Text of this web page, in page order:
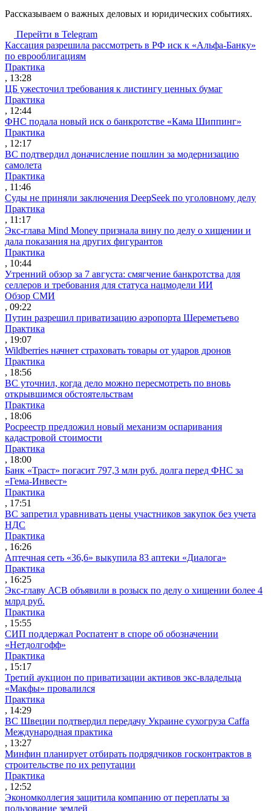
Рассказываем о важных деловых и юридических событиях.
Перейти в Telegram
Кассация разрешила рассмотреть в РФ иск к «Альфа-Банку»
по еврооблигациям
Практика
, 13:28
ЦБ ужесточил требования к листингу ценных бумаг
Практика
, 12:44
ФНС подала новый иск о банкротстве «Кама Шиппинг»
Практика
, 12:17
ВС подтвердил доначисление пошлин за модернизацию
самолета
Практика
, 11:46
Суды не приняли заключения DeepSeek по уголовному делу
Практика
, 11:17
Экс-глава Mind Money признала вину по делу о хищении и
дала показания на других фигурантов
Практика
, 10:44
Утренний обзор за 7 августа: смягчение банкротства для
селлеров и требования для статуса нацмодели ИИ
Обзор СМИ
, 09:22
Путин разрешил приватизацию аэропорта Шереметьево
Практика
, 19:07
Wildberries начнет страховать товары от ударов дронов
Практика
, 18:56
ВС уточнил, когда дело можно пересмотреть по вновь
открывшимся обстоятельствам
Практика
, 18:06
Росреестр предложил новый механизм оспаривания
кадастровой стоимости
Практика
, 18:00
Банк «Траст» погасит 797,3 млн руб. долга перед ФНС за
«Гема-Инвест»
Практика
, 17:51
ВС запретил уравнивать цены участников закупок без учета
НДС
Практика
, 16:26
Аптечная сеть «36,6» выкупила 83 аптеки «Диалога»
Практика
, 16:25
Экс-главу АСВ объявили в розыск по делу о хищении более 4
млрд руб.
Практика
, 15:55
СИП поддержал Роспатент в споре об обозначении
«Нетдолгофф»
Практика
, 15:17
Третий аукцион по приватизации активов экс-владельца
«Макфы» провалился
Практика
, 14:29
ВС Швеции подтвердил передачу Украине сухогруза Caffa
Международная практика
, 13:27
Минфин планирует отбирать подрядчиков госконтрактов в
строительстве по их репутации
Практика
, 12:52
Экономколлегия защитила компанию от переплаты за
пользование землей